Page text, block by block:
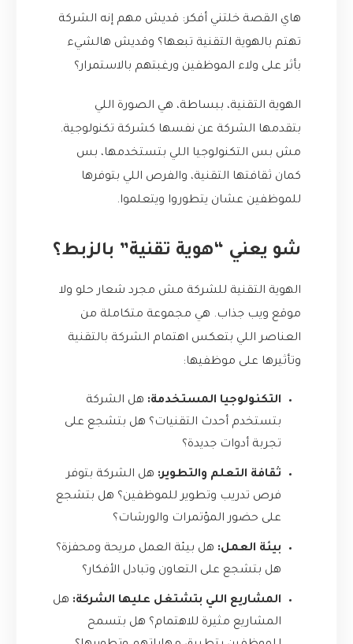
هاي القصة خلتني أفكر: قديش مهم إنه الشركة
تهتم بالهوية التقنية تبعها؟ وقديش هالشيء
بأثر على ولاء الموظفين ورغبتهم بالاستمرار؟
الهوية التقنية، ببساطة، هي الصورة اللي
بتقدمها الشركة عن نفسها كشركة تكنولوجية.
مش بس التكنولوجيا اللي بتستخدمها، بس
كمان ثقافتها التقنية، والفرص اللي بتوفرها
للموظفين عشان يتطوروا ويتعلموا.
شو يعني “هوية تقنية” بالزبط؟
الهوية التقنية للشركة مش مجرد شعار حلو ولا
موقع ويب جذاب. هي مجموعة متكاملة من
العناصر اللي بتعكس اهتمام الشركة بالتقنية
وتأثيرها على موظفيها:
التكنولوجيا المستخدمة: هل الشركة
بتستخدم أحدث التقنيات؟ هل بتشجع على
تجربة أدوات جديدة؟
ثقافة التعلم والتطوير: هل الشركة بتوفر
فرص تدريب وتطوير للموظفين؟ هل بتشجع
على حضور المؤتمرات والورشات؟
بيئة العمل: هل بيئة العمل مريحة ومحفزة؟
هل بتشجع على التعاون وتبادل الأفكار؟
المشاريع اللي بتشتغل عليها الشركة: هل
المشاريع مثيرة للاهتمام؟ هل بتسمح